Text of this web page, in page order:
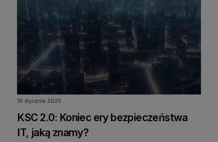
16 stycznia 2025
KSC 2.0: Koniec ery bezpieczeństwa
IT, jaką znamy?